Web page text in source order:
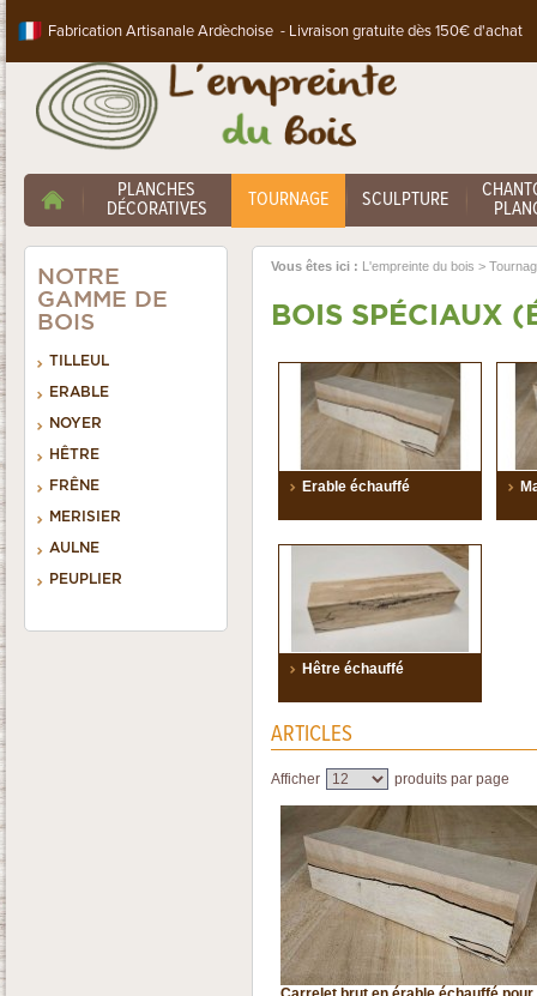
Fabrication Artisanale Ardèchoise - Livraison gratuite dès 150€ d'achat
PLANCHES
DÉCORATIVES TOURNAGE SCULPTURE
NOTRE
GAMME DE
BOIS
TILLEUL
ERABLE
NOYER
HÊTRE
FRÊNE
MERISIER
AULNE
PEUPLIER
Vous êtes ici : L'empreinte du bois >
BOIS SPÉCIAUX
Erable échauffé
Hêtre échauffé
ARTICLES
Afficher produits par page